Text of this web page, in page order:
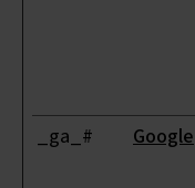
_ga_# Google